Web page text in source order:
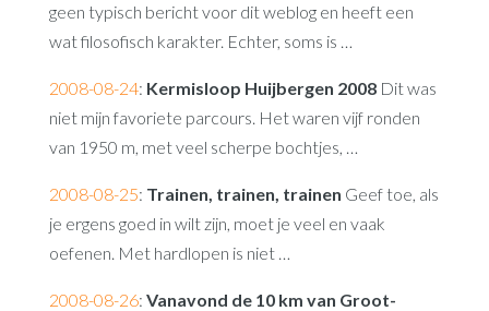
geen typisch bericht voor dit weblog en heeft een
wat filosofisch karakter. Echter, soms is …
2008-08-24: Kermisloop Huijbergen 2008Dit was
niet mijn favoriete parcours. Het waren vijf ronden
van 1950 m, met veel scherpe bochtjes, …
2008-08-25: Trainen, trainen, trainen Geef toe, als
je ergens goed in wilt zijn, moet je veel en vaak
oefenen. Met hardlopen is niet …
2008-08-26: Vanavond de 10 km van Groot-